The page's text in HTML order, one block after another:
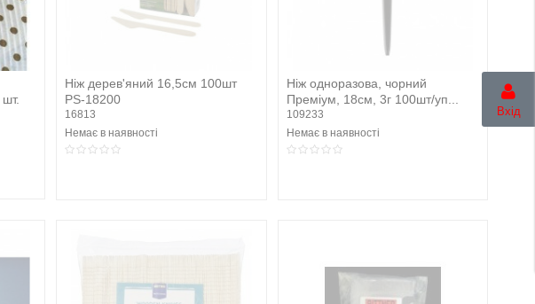
Вхід
Ніж дерев'яний 16,5см 100шт
PS-18200
16813
Немає в наявності
Ніж одноразова, чорний
Преміум, 18см, 3г 100шт/уп...
109233
Немає в наявності